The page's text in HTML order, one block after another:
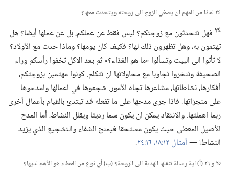
٢٤ لماذا من المهم ان يصغي الزوج الى زوجته ويتحدث معها؟‏
٢٤ فهل تتحدثون مع زوجتكم؟‏ ليس فقط عن عملكم،‏ بل عن عملها أيضا؟‏ هل
تهتمون به،‏ وهل تظهرون ذلك لها؟‏ فكيف كان يومها؟‏ وماذا حدث مع الأولاد؟‏
لا تأتوا الى البيت وتسألوا «ما هو الغذاء؟‏» ثم بعد الاكل تخفوا رأسكم وراء
الصحيفة وتنخروا تجاوبا مع محاولاتها ان تتكلم.‏ كونوا مهتمين بزوجتكم،‏
أفكارها،‏ نشاطاتها،‏ مشاعرها تجاه الأمور.‏ شجعوها في اعمالها وامدحوها
على منجزاتها.‏ فاذا جرى مدحها على ما تفعله قد تبتدئ بالقيام بأعمال أخرى
ربما اهملتها.‏ والانتقاد يمكن ان يكون سما رديئا ويقلل النشاط،‏ أما المدح
الأصيل المعطى حيث يكون مستحقا فيمنح الشفاء والتشجيع الذي يزيد
النشاط!‏ —‏أمثال ١٢:‏١٨،‏ ‏.‏
٢٥ و ٢٦ (‏أ)‏ اية رسالة تنقلها الهدية الى الزوجة؟‏ (‏ب)‏ أي نوع من العطاء هو الأهم لديها؟‏